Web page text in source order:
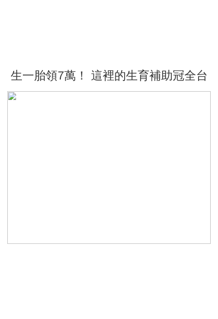
生一胎領7萬！ 這裡的生育補助冠全台